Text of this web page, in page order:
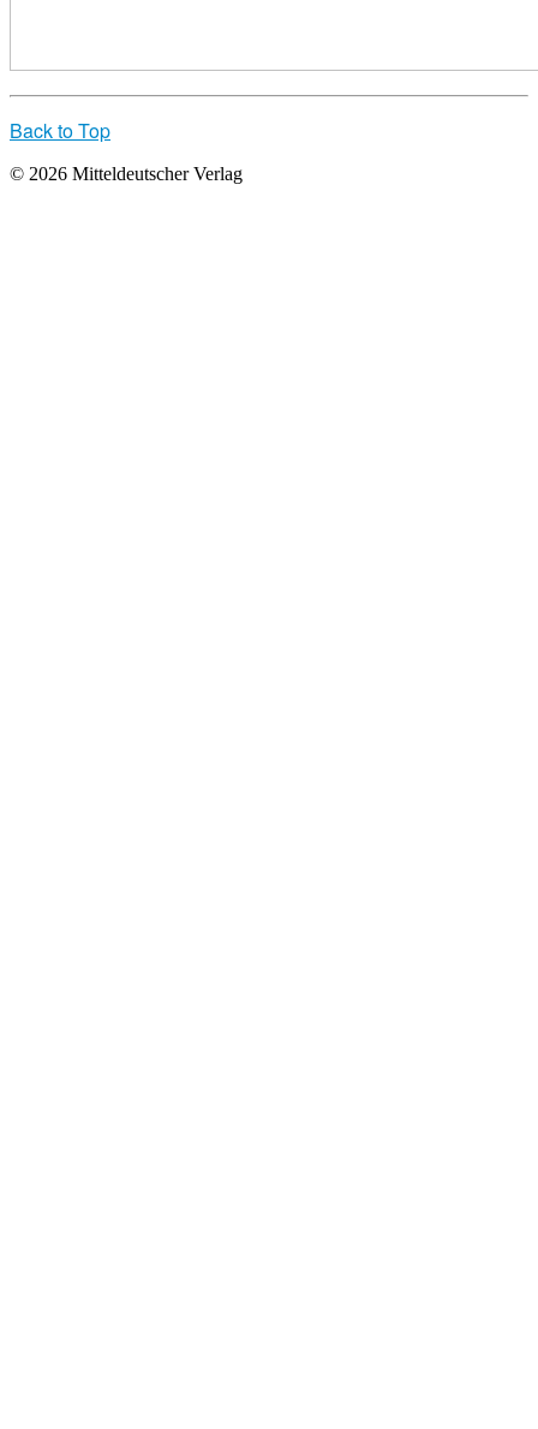
Back to Top
© 2026 Mitteldeutscher Verlag